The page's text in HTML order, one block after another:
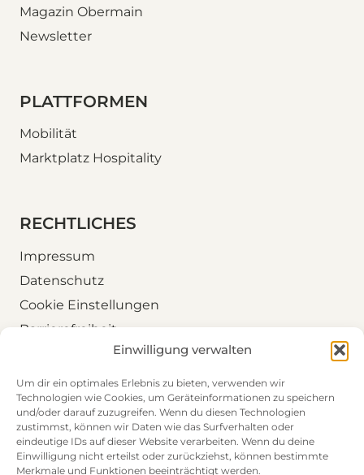
Einwilligung verwalten
Um dir ein optimales Erlebnis zu bieten, verwenden wir
Technologien wie Cookies, um Geräteinformationen zu speichern
und/oder darauf zuzugreifen. Wenn du diesen Technologien
zustimmst, können wir Daten wie das Surfverhalten oder
eindeutige IDs auf dieser Website verarbeiten. Wenn du deine
Einwilligung nicht erteilst oder zurückziehst, können bestimmte
Merkmale und Funktionen beeinträchtigt werden.
Magazin Obermain
Newsletter
PLATTFORMEN
Mobilität
Marktplatz Hospitality
RECHTLICHES
Impressum
Datenschutz
Cookie Einstellungen
Barrierefreiheit
Folgen Sie uns
LinkedIn